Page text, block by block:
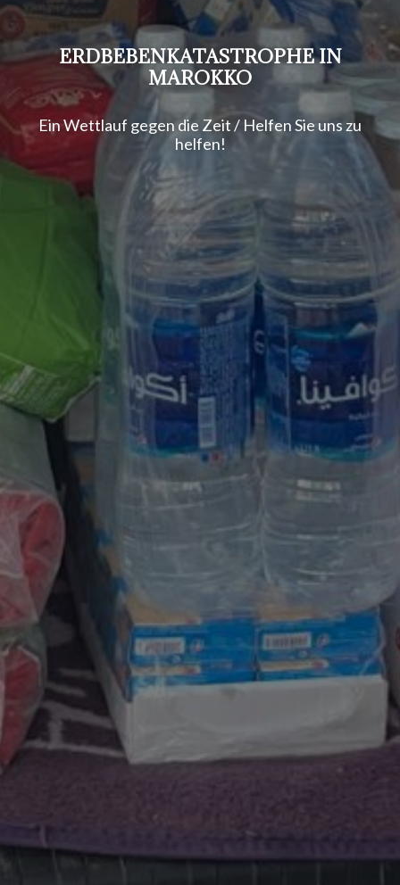
ERDBEBENKATASTROPHE IN
MAROKKO
Ein Wettlauf gegen die Zeit / Helfen Sie uns zu
helfen!